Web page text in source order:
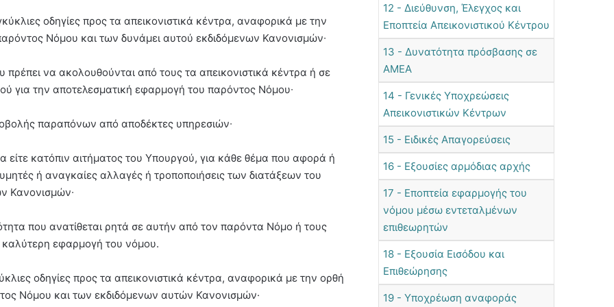
οδηγίες προς τα απεικονιστικά κέντρα, αναφορικά με την
Νόμου και των δυνάμει αυτού εκδιδόμενων Κανονισμών∙
πρέπει να ακολουθούνται από τους τα απεικονιστικά κέντρα ή σε
για την αποτελεσματική εφαρμογή του παρόντος Νόμου∙
παραπόνων από αποδέκτες υπηρεσιών∙
είτε κατόπιν αιτήματος του Υπουργού, για κάθε θέμα που αφορά ή
ή αναγκαίες αλλαγές ή τροποποιήσεις των διατάξεων του
Κανονισμών∙
που ανατίθεται ρητά σε αυτήν από τον παρόντα Νόμο ή τους
καλύτερη εφαρμογή του νόμου.
οδηγίες προς τα απεικονιστικά κέντρα, αναφορικά με την ορθή
Νόμου και των εκδιδόμενων αυτών Κανονισμών·
12 - Διεύθυνση, Έλεγχος και
Εποπτεία Απεικονιστικού Κέντρου
13 - Δυνατότητα πρόσβασης σε
ΑΜΕΑ
14 - Γενικές Υποχρεώσεις
Απεικονιστικών Κέντρων
15 - Ειδικές Απαγορεύσεις
16 - Εξουσίες αρμόδιας αρχής
17 - Εποπτεία εφαρμογής του
νόμου μέσω εντεταλμένων
επιθεωρητών
18 - Εξουσία Εισόδου και
Επιθεώρησης
19 - Υποχρέωση αναφοράς